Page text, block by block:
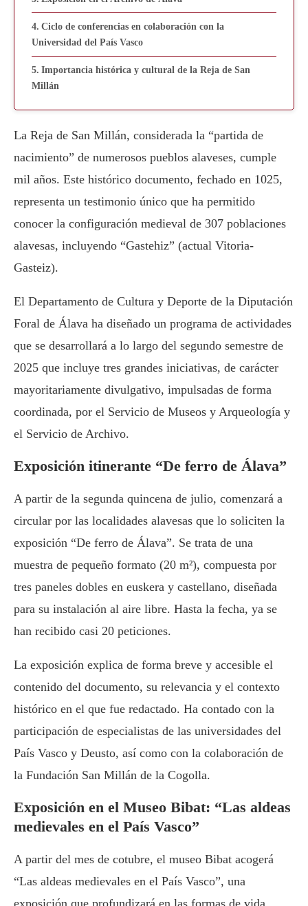
Ciclo de conferencias en colaboración con la
Universidad del País Vasco
Importancia histórica y cultural de la Reja de San
Millán
La Reja de San Millán, considerada la “partida de
nacimiento” de numerosos pueblos alaveses, cumple
mil años. Este histórico documento, fechado en 1025,
representa un testimonio único que ha permitido
conocer la configuración medieval de 307 poblaciones
alavesas, incluyendo “Gastehiz” (actual Vitoria-
Gasteiz).
El Departamento de Cultura y Deporte de la Diputación
Foral de Álava ha diseñado un programa de actividades
que se desarrollará a lo largo del segundo semestre de
2025 que incluye tres grandes iniciativas, de carácter
mayoritariamente divulgativo, impulsadas de forma
coordinada, por el Servicio de Museos y Arqueología y
el Servicio de Archivo.
Exposición itinerante “De ferro de Álava”
A partir de la segunda quincena de julio, comenzará a
circular por las localidades alavesas que lo soliciten la
exposición “De ferro de Álava”. Se trata de una
muestra de pequeño formato (20 m²), compuesta por
tres paneles dobles en euskera y castellano, diseñada
para su instalación al aire libre. Hasta la fecha, ya se
han recibido casi 20 peticiones.
La exposición explica de forma breve y accesible el
contenido del documento, su relevancia y el contexto
histórico en el que fue redactado. Ha contado con la
participación de especialistas de las universidades del
País Vasco y Deusto, así como con la colaboración de
la Fundación San Millán de la Cogolla.
Exposición en el Museo Bibat: “Las aldeas
medievales en el País Vasco”
A partir del mes de cotubre, el museo Bibat acogerá
“Las aldeas medievales en el País Vasco”, una
exposición que profundizará en las formas de vida